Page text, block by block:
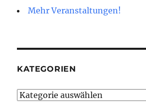
Mehr Veranstaltungen!
KATEGORIEN
Kategorien